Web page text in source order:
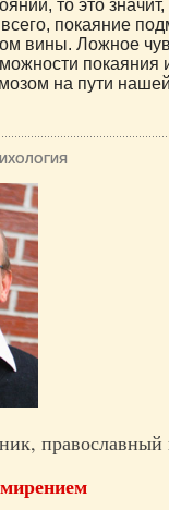
то это
покаяние
вины. Ложное
покаяния
на пути
православный